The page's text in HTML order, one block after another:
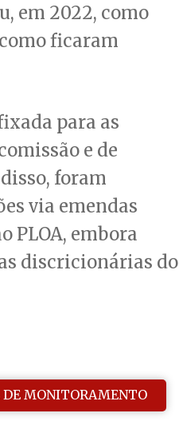
em 2022, como
ficaram
para as
e de
foram
via emendas
PLOA, embora
discricionárias do
DE MONITORAMENTO